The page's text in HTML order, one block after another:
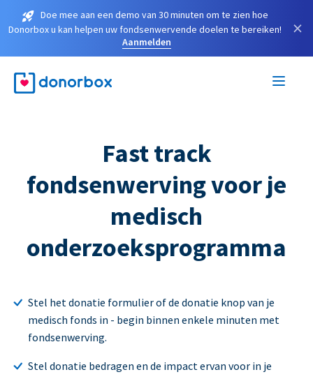
Doe mee aan een demo van 30 minuten om te zien hoe
Donorbox u kan helpen uw fondsenwervende doelen te bereiken!
Aanmelden
×
Fast track
fondsenwerving voor je
medisch
onderzoeksprogramma
Stel het donatie formulier of de donatie knop van je
medisch fonds in - begin binnen enkele minuten met
fondsenwerving.
Stel donatie bedragen en de impact ervan voor in je